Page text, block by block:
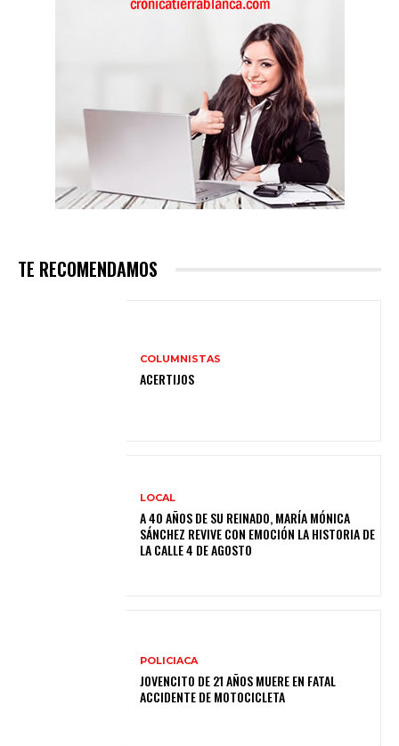
TE RECOMENDAMOS
COLUMNISTAS
ACERTIJOS
LOCAL
A 40 AÑOS DE SU REINADO, MARÍA MÓNICA
SÁNCHEZ REVIVE CON EMOCIÓN LA HISTORIA DE
LA CALLE 4 DE AGOSTO
POLICIACA
JOVENCITO DE 21 AÑOS MUERE EN FATAL
ACCIDENTE DE MOTOCICLETA